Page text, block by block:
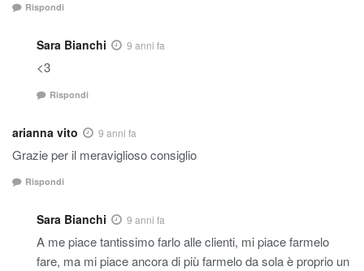
Rispondi
Sara Bianchi 9 anni fa
<3
Rispondi
arianna vito 9 anni fa
Grazie per il meraviglioso consiglio
Rispondi
Sara Bianchi 9 anni fa
A me piace tantissimo farlo alle clienti, mi piace farmelo
fare, ma mi piace ancora di più farmelo da sola è proprio un